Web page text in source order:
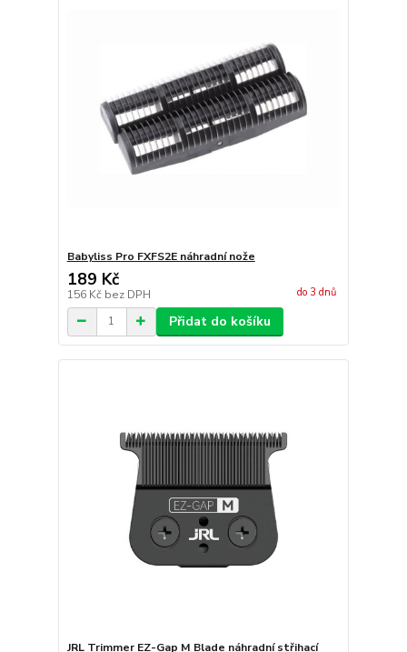
Babyliss Pro FXFS2E náhradní nože
189 Kč
156 Kč bez DPH do 3 dnů
Přidat do košíku
JRL Trimmer EZ-Gap M Blade náhradní střihací